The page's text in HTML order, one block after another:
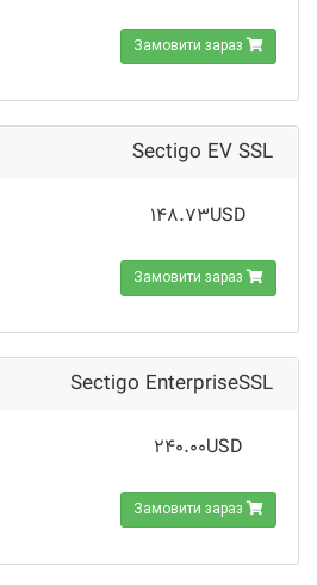
Замовити зараз
Sectigo EV SSL
148.73USD
Замовити зараз
Sectigo EnterpriseSSL
240.00USD
Замовити зараз